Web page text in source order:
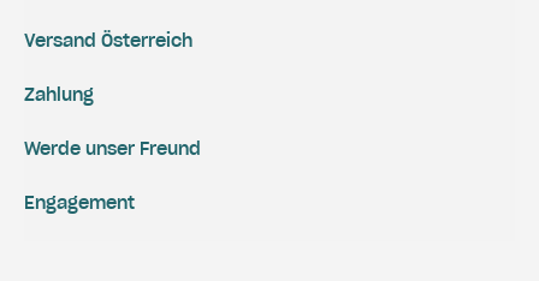
Versand Österreich
Zahlung
Engagement
Werde unser Freund